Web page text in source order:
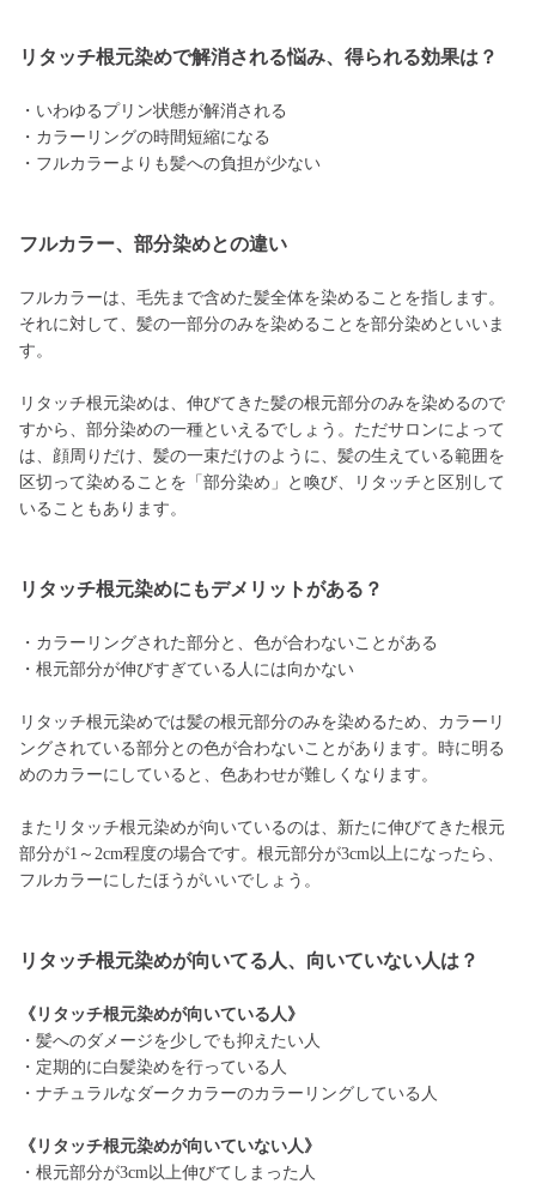
リタッチ根元染めで解消される悩み、得られる効果は？
・いわゆるプリン状態が解消される
・カラーリングの時間短縮になる
・フルカラーよりも髪への負担が少ない
フルカラー、部分染めとの違い
フルカラーは、毛先まで含めた髪全体を染めることを指します。
それに対して、髪の一部分のみを染めることを部分染めといいま
す。
リタッチ根元染めは、伸びてきた髪の根元部分のみを染めるので
すから、部分染めの一種といえるでしょう。ただサロンによって
は、顔周りだけ、髪の一束だけのように、髪の生えている範囲を
区切って染めることを「部分染め」と喚び、リタッチと区別して
いることもあります。
リタッチ根元染めにもデメリットがある？
・カラーリングされた部分と、色が合わないことがある
・根元部分が伸びすぎている人には向かない
リタッチ根元染めでは髪の根元部分のみを染めるため、カラーリ
ングされている部分との色が合わないことがあります。時に明る
めのカラーにしていると、色あわせが難しくなります。
またリタッチ根元染めが向いているのは、新たに伸びてきた根元
部分が1～2cm程度の場合です。根元部分が3cm以上になったら、
フルカラーにしたほうがいいでしょう。
リタッチ根元染めが向いてる人、向いていない人は？
《リタッチ根元染めが向いている人》
・髪へのダメージを少しでも抑えたい人
・定期的に白髪染めを行っている人
・ナチュラルなダークカラーのカラーリングしている人
《リタッチ根元染めが向いていない人》
・根元部分が3cm以上伸びてしまった人